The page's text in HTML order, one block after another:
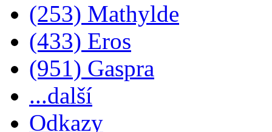
(253) Mathylde
(433) Eros
(951) Gaspra
...další
Odkazy